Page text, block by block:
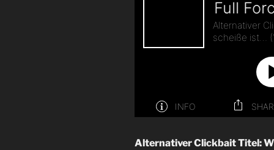
Alternativer Clickbait Titel: